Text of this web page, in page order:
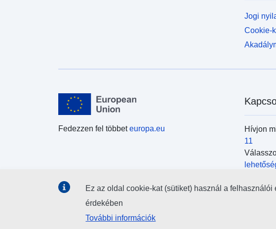
Jogi
Cookie-
Fedezzen fel többeteuropa.eu Hívjon
11
Ez az oldal cookie-kat (sütiket) használ a felhasználói
érdekében
További információk